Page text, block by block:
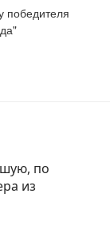
победителя
по
из